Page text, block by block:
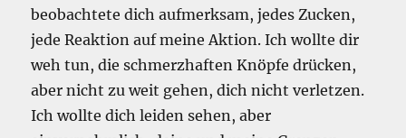
beobachtete dich aufmerksam, jedes Zucken,
jede Reaktion auf meine Aktion. Ich wollte dir
weh tun, die schmerzhaften Knöpfe drücken,
aber nicht zu weit gehen, dich nicht verletzen.
Ich wollte dich leiden sehen, aber